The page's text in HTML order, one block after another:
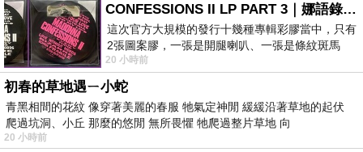
CONFESSIONS II LP PART 3｜娜語錄II LP PART 3
這次官方大規模的發行十幾種專輯彩膠當中，只有
2張圖案膠，一張是開腿喇叭、一張是條紋斑馬
版；目前官網上只剩澳洲商店AU STORE
20 小時前
初春的草地遇ㄧ小蛇
青黑相間的花紋 像穿著美麗的春服 牠氣定神閒 緩緩沿著草地的起伏
爬過坑洞、小丘 那麼的悠閒 無所畏懼 牠爬過整片草地 向
20 小時前